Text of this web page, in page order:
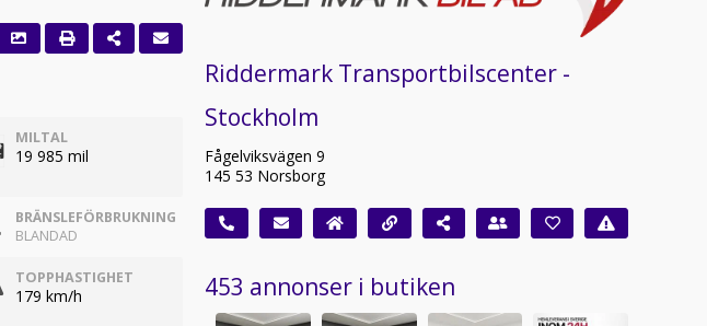
MILTAL
19 985 mil
BRÄNSLEFÖRBRUKNING
BLANDAD
TOPPHASTIGHET
179 km/h
Riddermark Transportbilscenter -
Stockholm
Fågelviksvägen 9
145 53 Norsborg
453 annonser i butiken